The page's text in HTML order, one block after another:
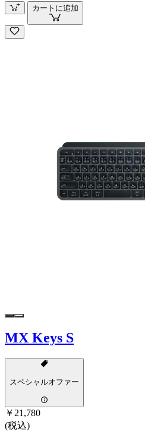
カートに追加
MX Keys S
スペシャルオファー
￥21,780
(税込)